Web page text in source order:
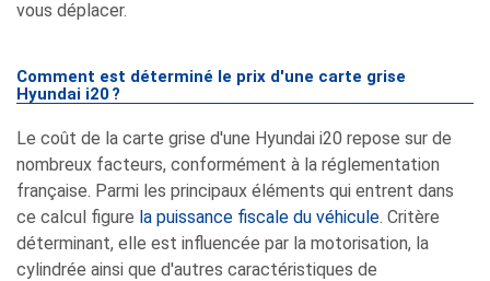
vous déplacer.
Comment est déterminé le prix d'une carte grise
Hyundai i20 ?
Le coût de la carte grise d'une Hyundai i20 repose sur de
nombreux facteurs, conformément à la réglementation
française. Parmi les principaux éléments qui entrent dans
ce calcul figure la puissance fiscale du véhicule. Critère
déterminant, elle est influencée par la motorisation, la
cylindrée ainsi que d'autres caractéristiques de